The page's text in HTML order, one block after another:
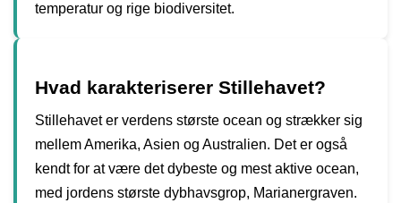
temperatur og rige biodiversitet.
Hvad karakteriserer Stillehavet?
Stillehavet er verdens største ocean og strækker sig
mellem Amerika, Asien og Australien. Det er også
kendt for at være det dybeste og mest aktive ocean,
med jordens største dybhavsgrop, Marianergraven.